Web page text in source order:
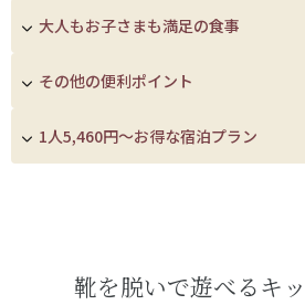
大人もお子さまも満足の食事
その他の便利ポイント
1人5,460円～お得な宿泊プラン
靴を脱いで遊べるキ